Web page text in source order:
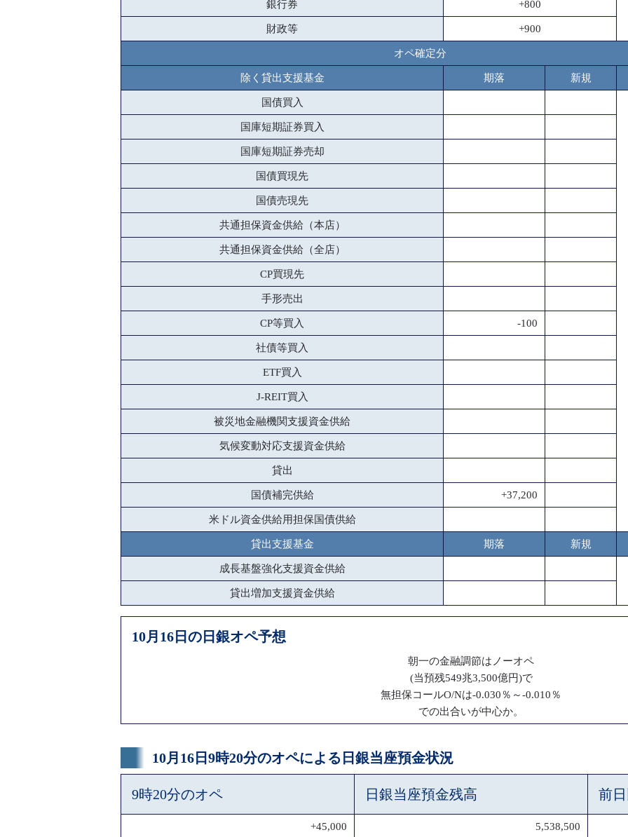
銀行券 +800
財政等 +900
オペ確定分
除く貸出支援基金 期落 新規
国債買入
国庫短期証券買入
国庫短期証券売却
国債買現先
国債売現先
共通担保資金供給（本店）
共通担保資金供給（全店）
CP買現先
手形売出
CP等買入 -100
社債等買入
ETF買入
J-REIT買入
被災地金融機関支援資金供給
気候変動対応支援資金供給
貸出
国債補完供給 +37,200
米ドル資金供給用担保国債供給
貸出支援基金 期落 新規
成長基盤強化支援資金供給
貸出増加支援資金供給
10月16日の日銀オペ予想
朝一の金融調節はノーオペ
(当預残549兆3,500億円)で
無担保コールO/Nは-0.030％～-0.010％
での出合いが中心か。
10月16日9時20分のオペによる日銀当座預金状況
9時20分のオペ 日銀当座預金残高 前
+45,000 5,538,500